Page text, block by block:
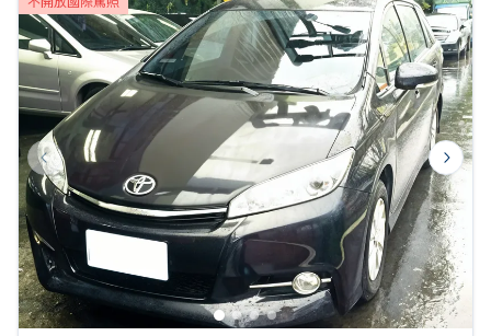
Previous slide Next